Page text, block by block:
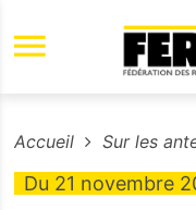
Aller
Accueil Sur les
Du 21 novembre